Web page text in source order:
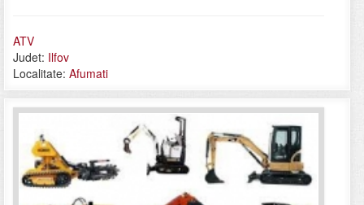
ATV
Judet: Ilfov
Localitate: Afumati